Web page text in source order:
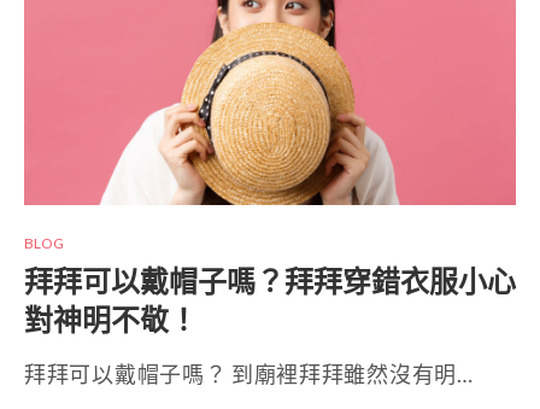
BLOG
拜拜可以戴帽子嗎？拜拜穿錯衣服小心
對神明不敬！
拜拜可以戴帽子嗎？ 到廟裡拜拜雖然沒有明…